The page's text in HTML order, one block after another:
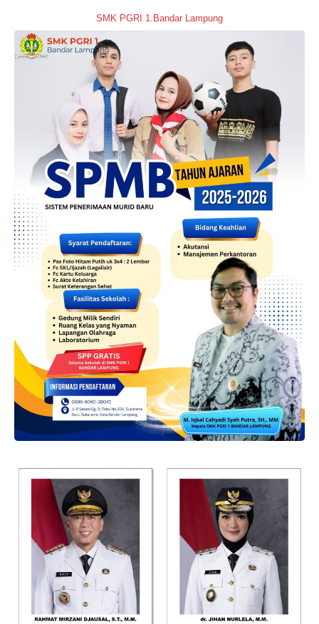
SMK PGRI 1.Bandar Lampung